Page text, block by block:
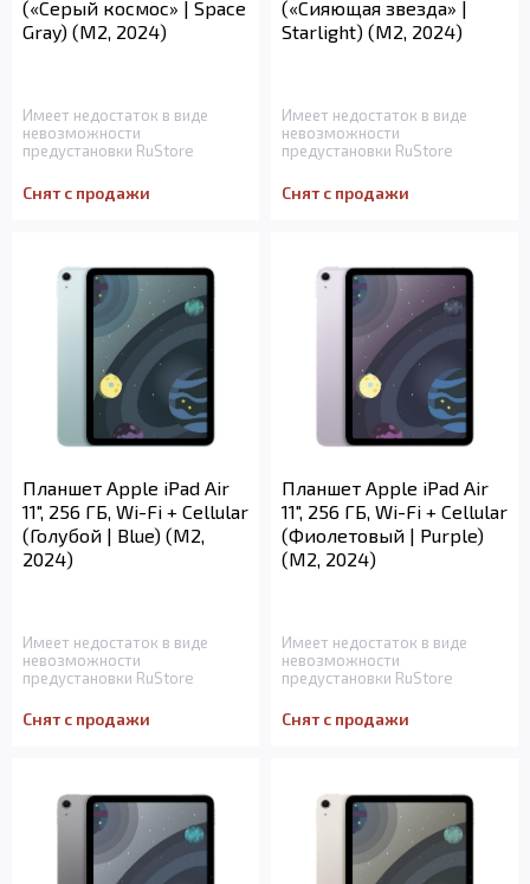
(«Серый космос» | Space
Gray) (M2, 2024)
Имеет недостаток в виде
невозможности
предустановки RuStore
Снят с продажи
(«Сияющая звезда» |
Starlight) (M2, 2024)
Имеет недостаток в виде
невозможности
предустановки RuStore
Снят с продажи
Планшет Apple iPad Air
11", 256 ГБ, Wi-Fi + Cellular
(Голубой | Blue) (M2,
2024)
Имеет недостаток в виде
невозможности
предустановки RuStore
Снят с продажи
Планшет Apple iPad Air
11", 256 ГБ, Wi-Fi + Cellular
(Фиолетовый | Purple)
(M2, 2024)
Имеет недостаток в виде
невозможности
предустановки RuStore
Снят с продажи